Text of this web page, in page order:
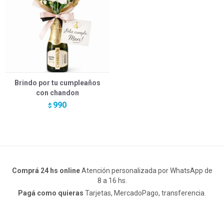
Brindo por tu cumpleaños
con chandon
$ 990
Comprá 24 hs onlineAtención personalizada por WhatsApp de
8 a 16 hs.
Pagá como quieras Tarjetas, MercadoPago, transferencia.